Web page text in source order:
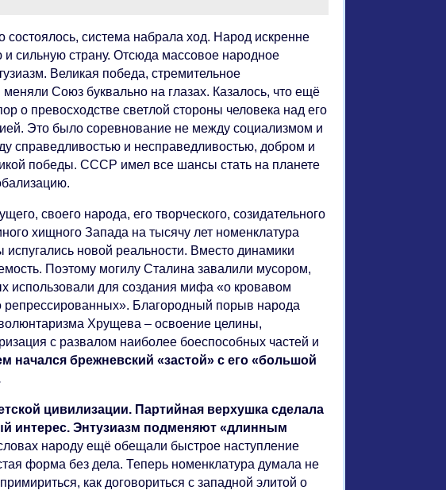
состоялось, система набрала ход. Народ искренне
сильную страну. Отсюда массовое народное
Великая победа, стремительное
Союз буквально на глазах. Казалось, что ещё
о превосходстве светлой стороны человека над его
Это было соревнование не между социализмом и
справедливостью и несправедливостью, добром и
победы. СССР имел все шансы стать на планете
своего народа, его творческого, созидательного
хищного Запада на тысячу лет номенклатура
новой реальности. Вместо динамики
Поэтому могилу Сталина завалили мусором,
использовали для создания мифа «о кровавом
репрессированных». Благородный порыв народа
Хрущева – освоение целины,
с развалом наиболее боеспособных частей и
начался брежневский «застой» с его «большой
цивилизации. Партийная верхушка сделала
интерес. Энтузиазм подменяют «длинным
народу ещё обещали быстрое наступление
форма без дела. Теперь номенклатура думала не
как договориться с западной элитой о